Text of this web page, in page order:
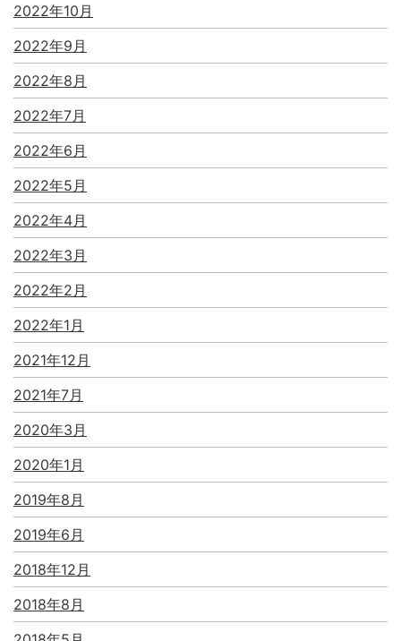
2022年10月
2022年9月
2022年8月
2022年7月
2022年6月
2022年5月
2022年4月
2022年3月
2022年2月
2022年1月
2021年12月
2021年7月
2020年3月
2020年1月
2019年8月
2019年6月
2018年12月
2018年8月